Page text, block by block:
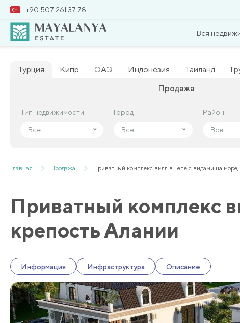
+90 507 261 37 78
Вся
Турция Кипр ОАЭ Индонезия Таиланд
Продажа
Тип недвижимости
Все
Город
Все
Район
Все
Тип недвижимости
Все
Город
Все
Район
Все
Главная Продажа Приватный комплекс вилл в Тепе с видами на море,
Приватный комплекс
крепость Алании
Информация Инфраструктура Описание